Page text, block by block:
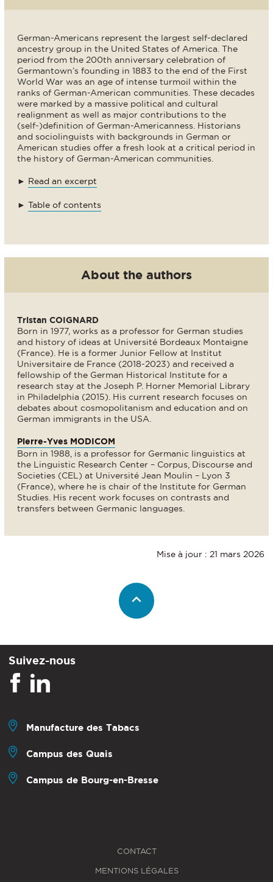
German-Americans represent the largest self-declared
ancestry group in the United States of America. The
period from the 200th anniversary celebration of
Germantown’s founding in 1883 to the end of the First
World War was an age of intense turmoil within the
ranks of German-American communities. These decades
were marked by a massive political and cultural
realignment as well as major contributions to the
(self-)definition of German-Americanness. Historians
and sociolinguists with backgrounds in German or
American studies offer a fresh look at a critical period in
the history of German-American communities.
► Read an excerpt
► Table of contents
About the authors
Tristan COIGNARD
Born in 1977, works as a professor for German studies
and history of ideas at Université Bordeaux Montaigne
(France). He is a former Junior Fellow at Institut
Universitaire de France (2018-2023) and received a
fellowship of the German Historical Institute for a
research stay at the Joseph P. Horner Memorial Library
in Philadelphia (2015). His current research focuses on
debates about cosmopolitanism and education and on
German immigrants in the USA.
Pierre-Yves MODICOM
Born in 1988, is a professor for Germanic linguistics at
the Linguistic Research Center – Corpus, Discourse and
Societies (CEL) at Université Jean Moulin – Lyon 3
(France), where he is chair of the Institute for German
Studies. His recent work focuses on contrasts and
transfers between Germanic languages.
Mise à jour : 21 mars 2026
Suivez-nous
Manufacture des Tabacs
Campus des Quais
Campus de Bourg-en-Bresse
CONTACT
MENTIONS LÉGALES